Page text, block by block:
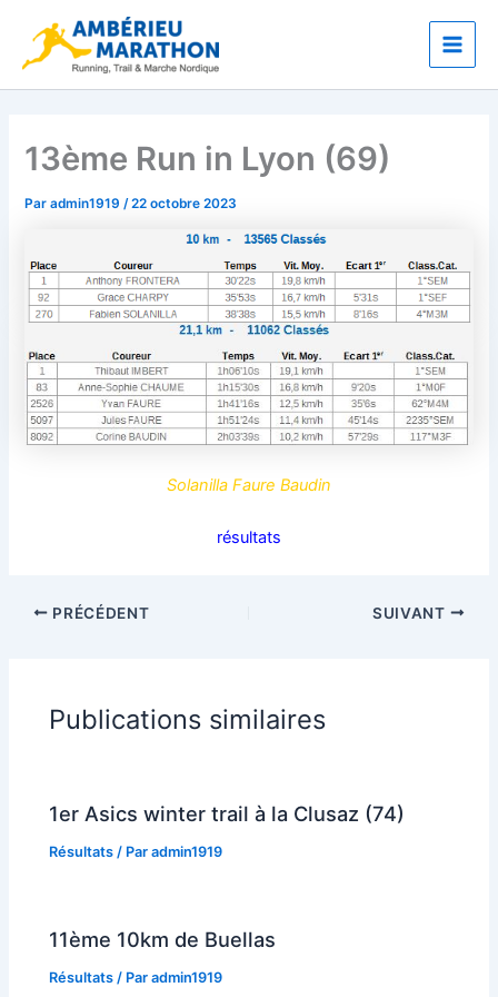
contenu
Main
13ème Run in Lyon (69)
Paradmin1919/22 octobre 2023
Solanilla Faure Baudin
résultats
PRÉCÉDENT SUIVANT
Publications similaires
1er Asics winter trail à la Clusaz (74)
Résultats / Paradmin1919
11ème 10km de Buellas
Résultats / Paradmin1919